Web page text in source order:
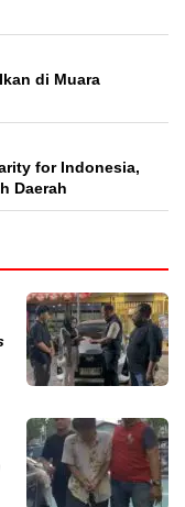
di Muara
for Indonesia,
Daerah